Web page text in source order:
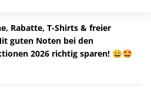
Rabatte, T-Shirts & freier
guten Noten bei den
2026 richtig sparen! 😀🤩